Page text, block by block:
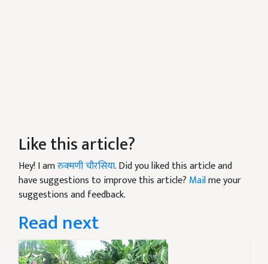
Like this article?
Hey! I amरुक्मणी चौरसिया. Did you liked this article and
have suggestions to improve this article? Mailme your
suggestions and feedback.
Read next